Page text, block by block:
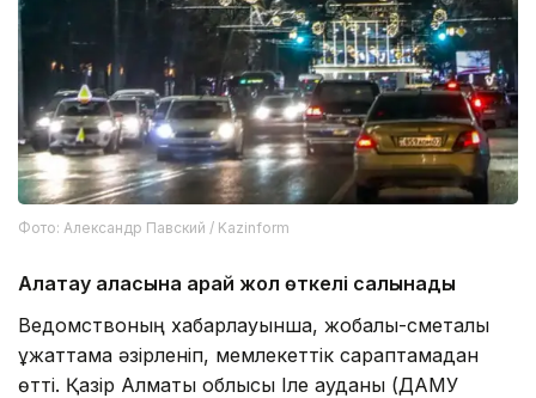
Фото: Александр Павский / Kazinform
Алатау қаласына қарай жол өткелі салынады
Ведомствоның хабарлауынша, жобалық-сметалық
құжаттама әзірленіп, мемлекеттік сараптамадан
өтті. Қазір Алматы облысы Іле ауданы (ДАМУ